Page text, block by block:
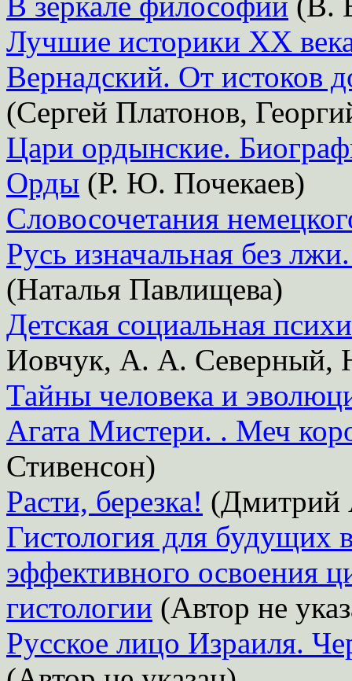
Лучшие историки XX
Вернадский. От истоков
(Сергей Платонов,
Цари ордынские.
Орды (Р. Ю. Почекаев)
Словосочетания
Русь изначальная без
(Наталья Павлищева)
Детская социальная
Иовчук, А. А. Северный,
Тайны человека и
Агата Мистери. . Меч
Стивенсон)
Расти, березка! (Дмитрий
Гистология для будущих
эффективного освоения
гистологии (Автор не
Русское лицо Израиля.